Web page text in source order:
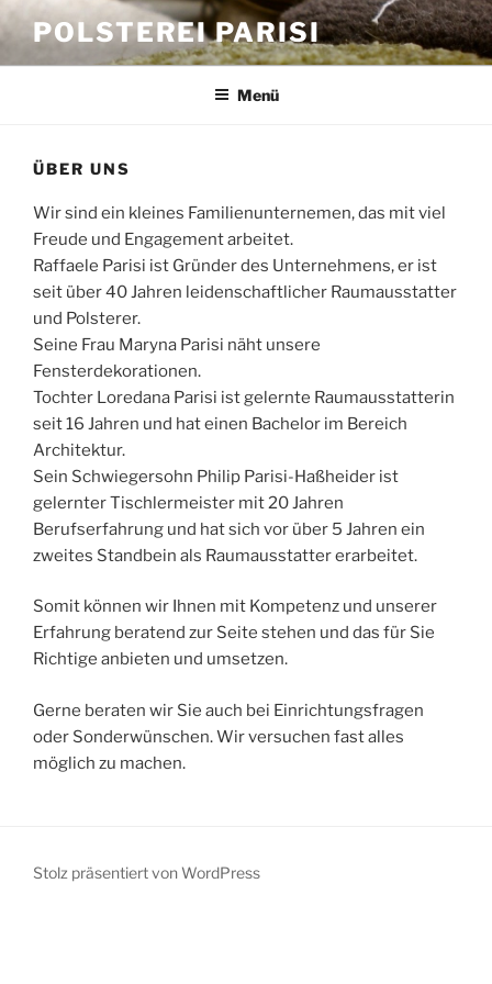
Zum
Inhalt
springen
POLSTEREI PARISI
Menü
ÜBER UNS
Wir sind ein kleines Familienunternemen, das mit viel
Freude und Engagement arbeitet.
Raffaele Parisi ist Gründer des Unternehmens, er ist
seit über 40 Jahren leidenschaftlicher Raumausstatter
und Polsterer.
Seine Frau Maryna Parisi näht unsere
Fensterdekorationen.
Tochter Loredana Parisi ist gelernte Raumausstatterin
seit 16 Jahren und hat einen Bachelor im Bereich
Architektur.
Sein Schwiegersohn Philip Parisi-Haßheider ist
gelernter Tischlermeister mit 20 Jahren
Berufserfahrung und hat sich vor über 5 Jahren ein
zweites Standbein als Raumausstatter erarbeitet.
Somit können wir Ihnen mit Kompetenz und unserer
Erfahrung beratend zur Seite stehen und das für Sie
Richtige anbieten und umsetzen.
Gerne beraten wir Sie auch bei Einrichtungsfragen
oder Sonderwünschen. Wir versuchen fast alles
möglich zu machen.
Stolz präsentiert von WordPress